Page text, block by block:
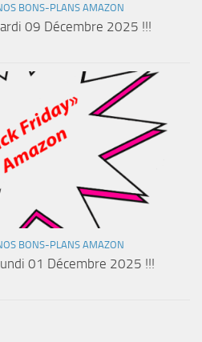
BONS-PLANS AMAZON
09 Décembre 2025 !!!
BONS-PLANS AMAZON
01 Décembre 2025 !!!